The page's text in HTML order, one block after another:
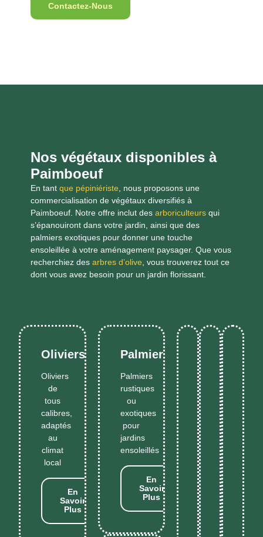
Contactez-Nous
Nos végétaux disponibles à
Paimboeuf
En tant que pépiniériste, nous proposons une
commercialisation de végétaux diversifiés à
Paimboeuf. Notre offre inclut des arboriculteursqui
s’épanouiront dans votre jardin, ainsi que des
palmiers exotiques pour donner une touche
ensoleillée à votre aménagement paysager. Que vous
recherchiez des arbres d’olive, vous trouverez tout ce
dont vous avez besoin pour un jardin florissant.
Oliviers
Oliviers
de
tous
calibres,
adaptés
au
climat
local
En
Savoir
Plus
Palmiers
Palmiers
rustiques
ou
exotiques
pour
jardins
ensoleillés
En
Savoir
Plus
Plantes
Essences
typiques
du
sud,
résistantes
et
décoratives
Savoir
Plus
Plantes
de
haies
Végétaux
pour
haies
denses
et
faciles
Plus
et